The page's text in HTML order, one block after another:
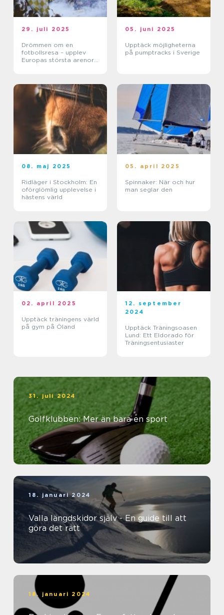
29. juli 2025
Drömmen om en
fotbollsresa – upplev
Europas största arenor
05. juni 2025
Upptäck möjligheterna
på pumptracks i Sverige
08. maj 2025
Ridläger i Stockholm: En
oförglömlig upplevelse i
hästens värld
05. april 2025
Spinnaker: När och hur
man seglar den
02. april 2025
Upptäck träningens värld
på gym på Öland
12. september
2024
Upptäck Träningsoasen
Lund: Ett Eldorado för
Träningsentusiaster
31. juli 2024
Golfklubben: Mer än bara en sport
18. januari 2024
Valla längdskidor själv - En guide till att
göra det rätt
18. januari 2024